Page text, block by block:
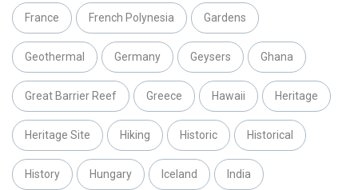
France French Polynesia Gardens
Geothermal Germany Geysers Ghana
Great Barrier Reef Greece Hawaii Heritage
Heritage Site Hiking Historic Historical
History Hungary Iceland India